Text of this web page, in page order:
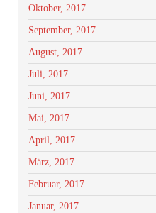
Oktober, 2017
September, 2017
August, 2017
Juli, 2017
Juni, 2017
Mai, 2017
April, 2017
März, 2017
Februar, 2017
Januar, 2017